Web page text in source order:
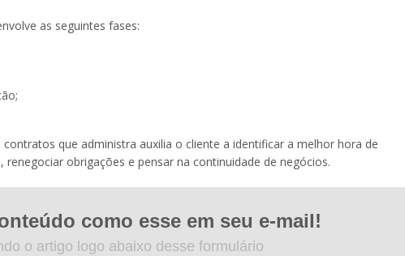
as seguintes fases:
que administra auxilia o cliente a identificar a melhor hora de
renegociar obrigações e pensar na continuidade de negócios.
como esse em seu e-mail!
o artigo logo abaixo desse formulário